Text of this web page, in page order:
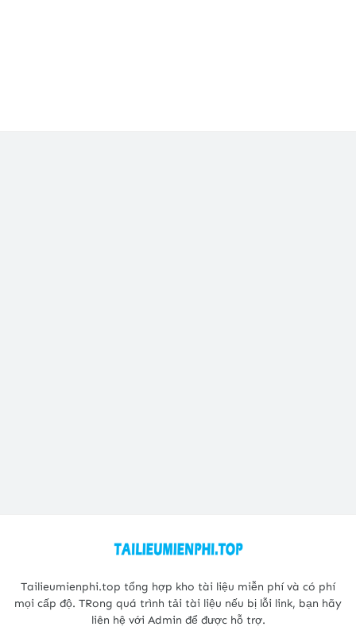
Tailieumienphi.top tổng hợp kho tài liệu miễn phí và có phí
mọi cấp độ. TRong quá trình tải tài liệu nếu bị lỗi link, bạn hãy
liên hệ với Admin để được hỗ trợ.